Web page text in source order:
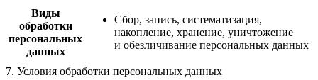
Виды
обработки
персональных
данных
Сбор, запись, систематизация,
накопление, хранение, уничтожение
и обезличивание персональных данных
7. Условия обработки персональных данных